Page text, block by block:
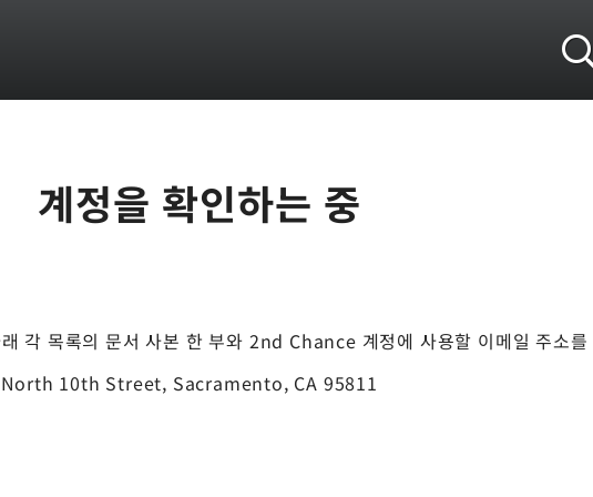
계정을 확인하는 중
각 목록의 문서 사본 한 부와 2nd Chance 계정에 사용할 이메일 주소를
10th Street, Sacramento, CA 95811